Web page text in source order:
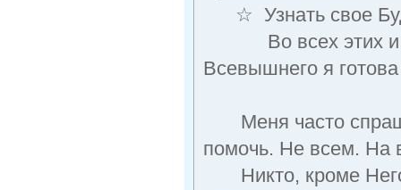
☆ Узнать свое
Во всех этих и
Всевышнего я
Меня часто
помочь. Не всем. На
Никто, кроме Него,